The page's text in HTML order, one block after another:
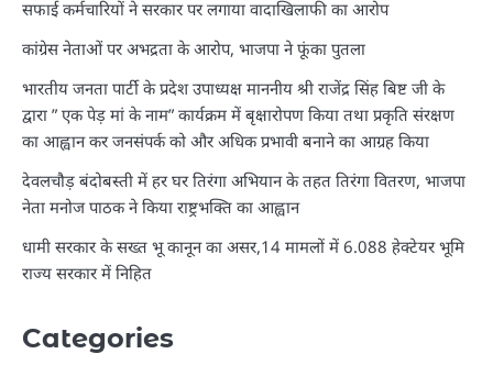
सफाई कर्मचारियों ने सरकार पर लगाया वादाखिलाफी का आरोप
कांग्रेस नेताओं पर अभद्रता के आरोप, भाजपा ने फूंका पुतला
भारतीय जनता पार्टी के प्रदेश उपाध्यक्ष माननीय श्री राजेंद्र सिंह बिष्ट जी के
द्वारा ” एक पेड़ मां के नाम” कार्यक्रम में बृक्षारोपण किया तथा प्रकृति संरक्षण
का आह्वान कर जनसंपर्क को और अधिक प्रभावी बनाने का आग्रह किया
देवलचौड़ बंदोबस्ती में हर घर तिरंगा अभियान के तहत तिरंगा वितरण, भाजपा
नेता मनोज पाठक ने किया राष्ट्रभक्ति का आह्वान
धामी सरकार के सख्त भू कानून का असर,14 मामलों में 6.088 हेक्टेयर भूमि
राज्य सरकार में निहित
Categories